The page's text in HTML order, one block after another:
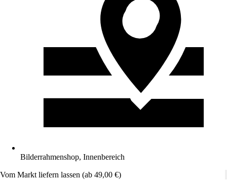
Bilderrahmenshop, Innenbereich
Vom Markt liefern lassen (ab 49,00 €)